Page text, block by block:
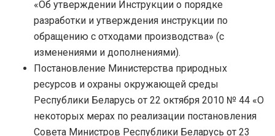
«Об утверждении Инструкции о порядке
разработки и утверждения инструкции по
обращению с отходами производства» (с
изменениями и дополнениями).
Постановление Министерства природных
ресурсов и охраны окружающей среды
Республики Беларусь от 22 октября 2010 № 44 «О
некоторых мерах по реализации постановления
Совета Министров Республики Беларусь от 23